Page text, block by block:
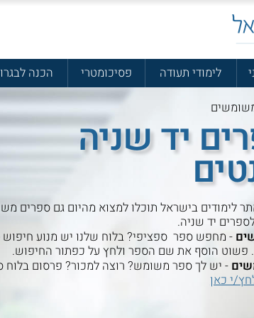
לימודי תעודה פסיכומטרי הכנה
יד שניה
לימודים בישראל תוכלו למצוא מהיום גם ספרים
יד שניה.
- מחפש ספר ספציפי? בלוח שלנו יש מנוע חיפוש
הוסף את שם הספר ולחץ על כפתור החיפוש.
- יש לך ספר משומש? רוצה למכור? פרסום בלוח
י כאן